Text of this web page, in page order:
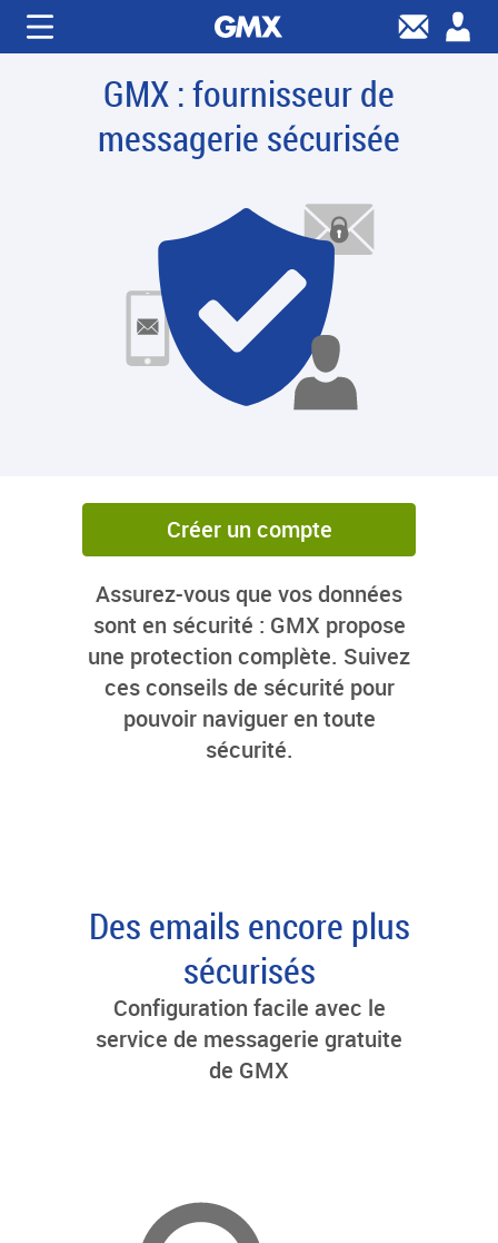
GMX : fournisseur de
messagerie sécurisée
Assurez-vous que vos données
sont en sécurité : GMX propose
une protection complète. Suivez
ces conseils de sécurité pour
pouvoir naviguer en toute
sécurité.
Créer un compte
Des emails encore plus
sécurisés
Configuration facile avec le
service de messagerie gratuite
de GMX